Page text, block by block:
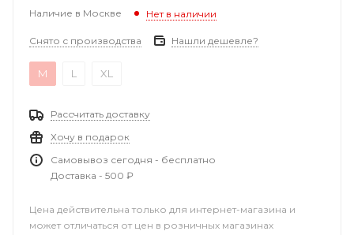
Наличие в Москве Нет в наличии
Снято с производства Нашли дешевле?
M L XL
Рассчитать доставку
Хочу в подарок
Самовывоз сегодня - бесплатно
Доставка - 500 ₽
Цена действительна только для интернет-магазина и
может отличаться от цен в розничных магазинах